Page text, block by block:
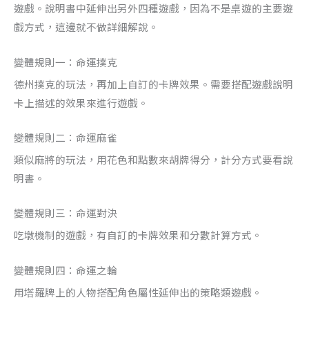
遊戲。說明書中延伸出另外四種遊戲，因為不是桌遊的主要遊
戲方式，這邊就不做詳細解說。
變體規則一：命運撲克
德州撲克的玩法，再加上自訂的卡牌效果。需要搭配遊戲說明
卡上描述的效果來進行遊戲。
變體規則二：命運麻雀
類似麻將的玩法，用花色和點數來胡牌得分，計分方式要看說
明書。
變體規則三：命運對決
吃墩機制的遊戲，有自訂的卡牌效果和分數計算方式。
變體規則四：命運之輪
用塔羅牌上的人物搭配角色屬性延伸出的策略類遊戲。